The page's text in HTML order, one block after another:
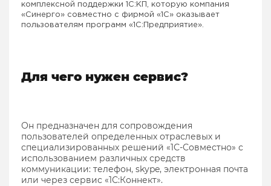
комплексной поддержки 1С:КП, которую компания
«Синерго» совместно с фирмой «1С» оказывает
пользователям программ «1С:Предприятие».
Для чего нужен сервис?
Он предназначен для сопровождения
пользователей определенных отраслевых и
специализированных решений «1С-Совместно» с
использованием различных средств
коммуникации: телефон, skype, электронная почта
или через сервис «1С:Коннект».